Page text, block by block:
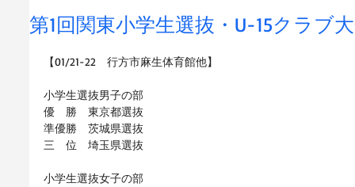
第1回関東小学生選抜・U-15クラブ
【01/21-22　行方市麻生体育館他】
小学生選抜男子の部
優　勝　東京都選抜
準優勝　茨城県選抜
三　位　埼玉県選抜
小学生選抜女子の部